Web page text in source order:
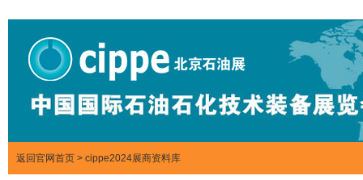
返回官网首页 > cippe2024展商资料库